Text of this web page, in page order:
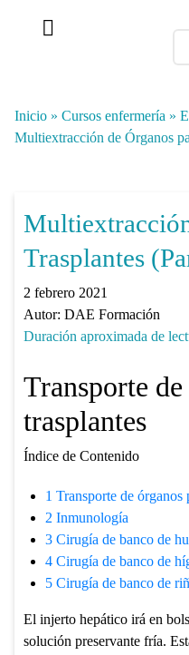
Inicio » Cursos enfermería »
Multiextracción de Órganos
Trasplantes
2 febrero 2021
Autor: DAE Formación
Duración aproximada de
Transporte
trasplantes
Índice de Contenido
1 Transporte de órganos
2 Inmunología
3Cirugía de banco de
4Cirugía de banco de
5Cirugía de banco de
El injerto hepático irá en
solución preservante fría.